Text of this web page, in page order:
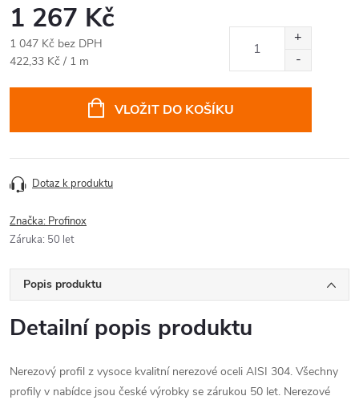
1 267 Kč
1 047 Kč bez DPH
Měrná
422,33 Kč / 1 m
VLOŽIT DO KOŠÍKU
Dotaz k produktu
Značka: Profinox
Záruka: 50 let
Popis produktu
Detailní popis produktu
Nerezový profil z vysoce kvalitní nerezové oceli AISI 304. Všechny
profily v nabídce jsou české výrobky se zárukou 50 let. Nerezové